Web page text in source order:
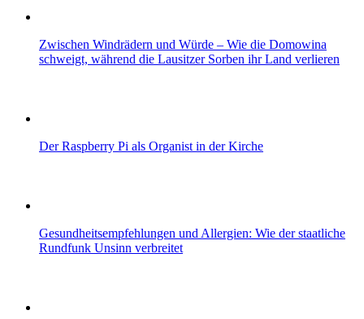
Zwischen Windrädern und Würde – Wie die Domowina
schweigt, während die Lausitzer Sorben ihr Land verlieren
Der Raspberry Pi als Organist in der Kirche
Gesundheitsempfehlungen und Allergien: Wie der staatliche
Rundfunk Unsinn verbreitet